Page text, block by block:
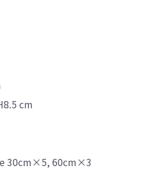
cm
30cm×5, 60cm×3